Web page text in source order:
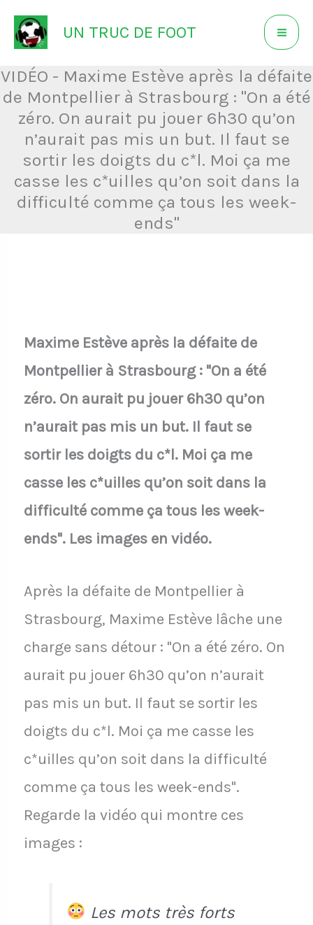
Aller
au
contenu
UN TRUC DE FOOT
VIDÉO - Maxime Estève après la défaite
de Montpellier à Strasbourg : "On a été
zéro. On aurait pu jouer 6h30 qu’on
n’aurait pas mis un but. Il faut se
sortir les doigts du c*l. Moi ça me
casse les c*uilles qu’on soit dans la
difficulté comme ça tous les week-
ends"
Maxime Estève après la défaite de
Montpellier à Strasbourg : "On a été
zéro. On aurait pu jouer 6h30 qu’on
n’aurait pas mis un but. Il faut se
sortir les doigts du c*l. Moi ça me
casse les c*uilles qu’on soit dans la
difficulté comme ça tous les week-
ends". Les images en vidéo.
Après la défaite de Montpellier à
Strasbourg, Maxime Estève lâche une
charge sans détour : "On a été zéro. On
aurait pu jouer 6h30 qu’on n’aurait
pas mis un but. Il faut se sortir les
doigts du c*l. Moi ça me casse les
c*uilles qu’on soit dans la difficulté
comme ça tous les week-ends".
Regarde la vidéo qui montre ces
images :
Les mots très forts